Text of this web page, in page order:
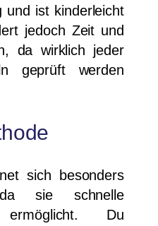
und ist kinderleicht
jedoch Zeit und
da wirklich jeder
geprüft werden
sich besonders
sie schnelle
ermöglicht. Du